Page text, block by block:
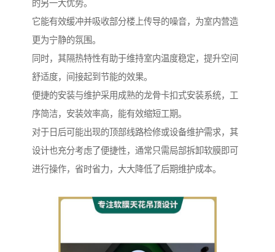
的另一大优势。
它能有效缓冲并吸收部分楼上传导的噪音，为室内营造
更为宁静的氛围。
同时，其隔热特性有助于维持室内温度稳定，提升空间
舒适度，间接起到节能的效果。
便捷的安装与维护采用成熟的龙骨卡扣式安装系统，工
序简洁，安装效率高，能有效缩短工期。
对于日后可能出现的顶部线路检修或设备维护需求，其
设计也充分考虑了便捷性，通常只需局部拆卸软膜即可
进行操作，省时省力，大大降低了后期维护成本。